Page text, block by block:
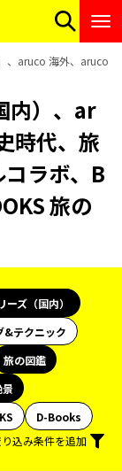
、aruco 海外、aruco
内）、ar
時代、旅
ラボ、B
旅の
ズ（国内）
&テクニック
旅の図鑑
D-Books
込み条件を追加